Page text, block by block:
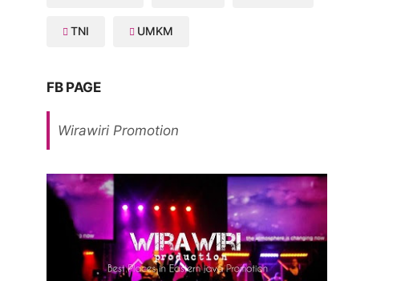
TNI UMKM
FB PAGE
Wirawiri Promotion